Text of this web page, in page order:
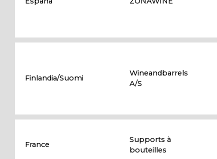
Finlandia/Suomi
Wineandbarrels
A/S
France
Supports à
bouteilles